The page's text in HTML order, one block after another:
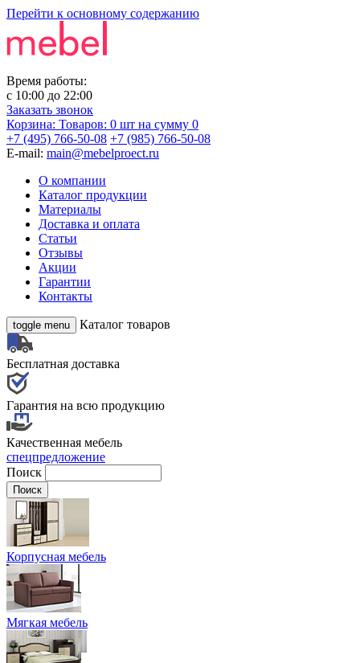
Перейти к основному содержанию
Время работы:
с 10:00 до 22:00
Заказать звонок
Корзина: Товаров: 0 шт на сумму 0
+7 (495) 766-50-08 +7 (985) 766-50-08
E-mail: main@mebelproect.ru
О компании
Каталог продукции
Материалы
Доставка и оплата
Статьи
Отзывы
Акции
Гарантии
Контакты
toggle menu Каталог товаров
Бесплатная доставка
Гарантия на всю продукцию
Качественная мебель
спецпредложение
Поиск
Корпусная мебель
Мягкая мебель